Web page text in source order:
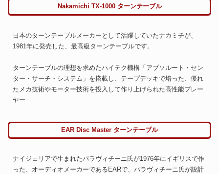
Nakamichi TX-1000 ターンテーブル
日本のターンテーブルメーカーとして活躍していたナカミチが、
1981年に発売した、最高級ターンテーブルです。
ターンテーブルの理想を求めたハイテク機構「アブソルート・セン
ター・サーチ・システム」を搭載し、テープデッキで培った、優れ
たメカ技術やモーター技術を投入して作り上げられた高性能プレー
ヤー
EAR Disc Master ターンテーブル
ナイジェリアで生まれたパラヴィチーニ氏が1976年にイギリスで作
った、オーディオメーカーであるEARで、パラヴィチーニ氏が設計